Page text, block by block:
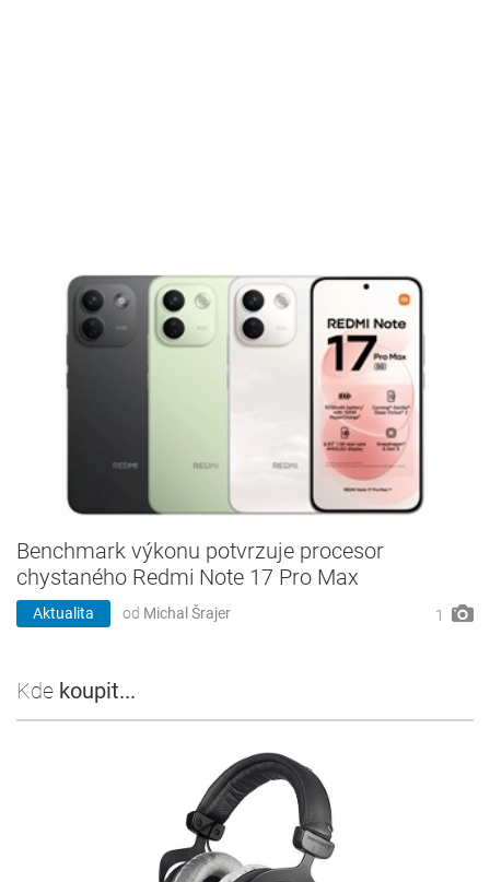
Benchmark výkonu potvrzuje procesor
chystaného Redmi Note 17 Pro Max
Aktualita od Michal Šrajer 1
Kde koupit...